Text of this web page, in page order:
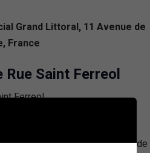
Grand Littoral, 11 Avenue de
France
Saint Ferreol
offre un espace
de l’âge ou du niveau de